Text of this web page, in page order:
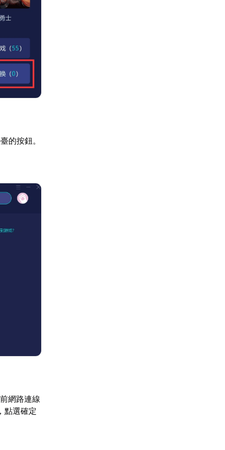
的按鈕。
網路連線
點選確定